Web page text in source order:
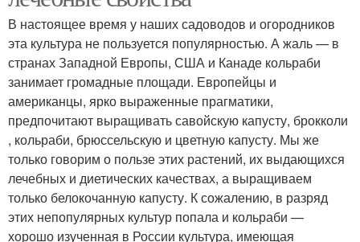
В настоящее время у наших садоводов и огородников
эта культура не пользуется популярностью. А жаль — в
странах Западной Европы, США и Канаде кольраби
занимает громадные площади. Европейцы и
американцы, ярко выраженные прагматики,
предпочитают выращивать савойскую капусту, брокколи
, кольраби, брюссельскую и цветную капусту. Мы же
только говорим о пользе этих растений, их выдающихся
лечебных и диетических качествах, а выращиваем
только белокочанную капусту. К сожалению, в разряд
этих непопулярных культур попала и кольраби —
хорошо изученная в России культура, имеющая